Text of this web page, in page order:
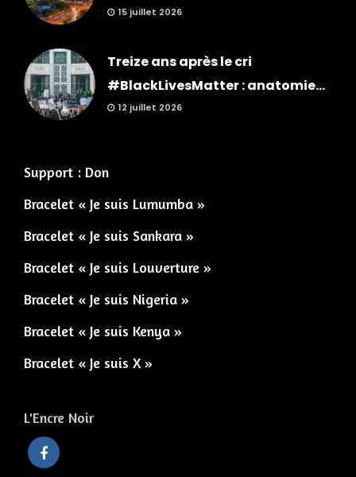
15 juillet 2026
Treize ans après le cri
#BlackLivesMatter : anatomie...
12 juillet 2026
Support : Don
Bracelet « Je suis Lumumba »
Bracelet « Je suis Sankara »
Bracelet « Je suis Louverture »
Bracelet « Je suis Nigeria »
Bracelet « Je suis Kenya »
Bracelet « Je suis X »
L'Encre Noir